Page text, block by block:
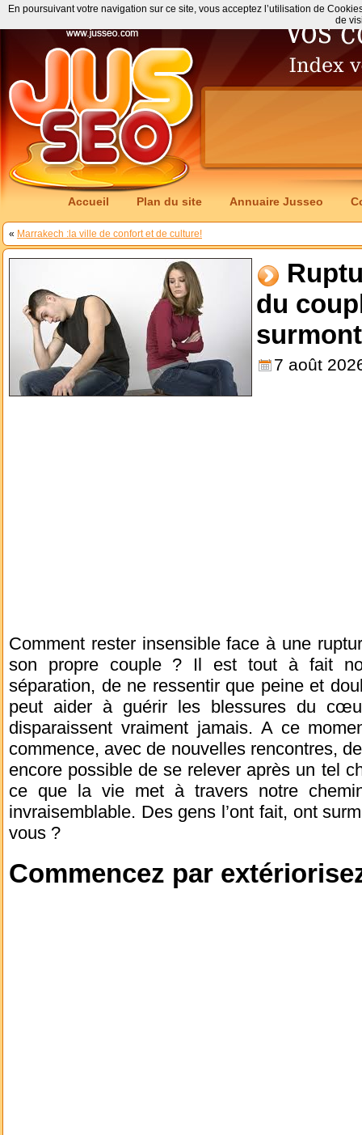
Accueil Plan du site Annuaire Jusseo
« Marrakech :la ville de confort et de culture!
du
7 août
Comment rester insensible face à une
son propre couple ? Il est tout à fait
séparation, de ne ressentir que peine et
peut aider à guérir les blessures du
disparaissent vraiment jamais. A ce
commence, avec de nouvelles rencontres,
encore possible de se relever après un tel
ce que la vie met à travers notre
invraisemblable. Des gens l’ont fait, ont
vous ?
Commencez par
En poursuivant votre navigation sur ce site, vous acceptez l’utilisation de
de